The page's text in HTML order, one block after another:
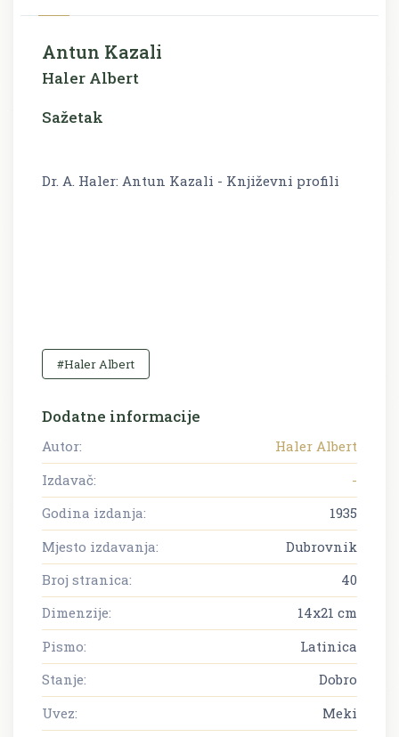
Antun Kazali
Haler Albert
Sažetak
Dr. A. Haler: Antun Kazali - Književni profili
#Haler Albert
Dodatne informacije
Autor:
Haler Albert
Izdavač:
-
Godina izdanja:
1935
Mjesto izdavanja:
Dubrovnik
Broj stranica:
40
Dimenzije:
14x21 cm
Pismo:
Latinica
Stanje:
Dobro
Uvez:
Meki